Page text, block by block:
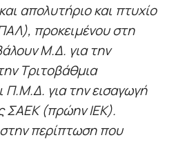
απολυτήριο και πτυχίο
προκειμένου στη
Μ.Δ. για την
Τριτοβάθμια
Π.Μ.Δ. για την εισαγωγή
ΣΑΕΚ (πρώην ΙΕΚ).
περίπτωση που